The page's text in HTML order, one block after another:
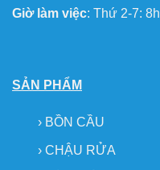
Giờ làm việc: Thứ 2-7:
SẢN PHẨM
› BỒN CẦU
› CHẬU RỬA